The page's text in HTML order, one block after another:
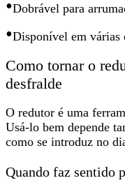
•Dobrável para
•Disponível em várias
Como tornar o
desfralde
O redutor é uma
Usá-lo bem depende
como se introduz no
Quando faz sentido